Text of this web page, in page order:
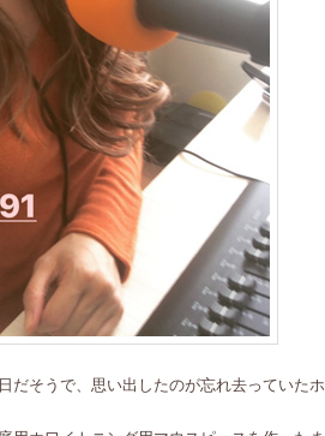
だそうで、思い出したのが忘れ去っていた